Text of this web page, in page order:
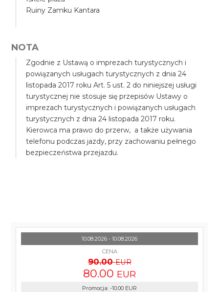
Ruiny Zamku Kantara
NOTA
Zgodnie z Ustawą o imprezach turystycznych i
powiązanych usługach turystycznych z dnia 24
listopada 2017 roku Art. 5 ust. 2 do niniejszej usługi
turystycznej nie stosuje się przepisów Ustawy o
imprezach turystycznych i powiązanych usługach
turystycznych z dnia 24 listopada 2017 roku.
Kierowca ma prawo do przerw, a także używania
telefonu podczas jazdy, przy zachowaniu pełnego
bezpieczeństwa przejazdu.
10.08.2026 - 10.08.2026
CENA
90.00 EUR
80.00 EUR
Promocja: -10.00 EUR